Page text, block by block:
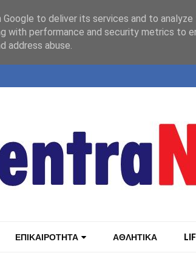
ΕΠΙΚΑΙΡΟΤΗΤΑ ΑΘΛΗΤΙΚΑ
to deliver its services and to
with performance and security metrics to
address abuse.